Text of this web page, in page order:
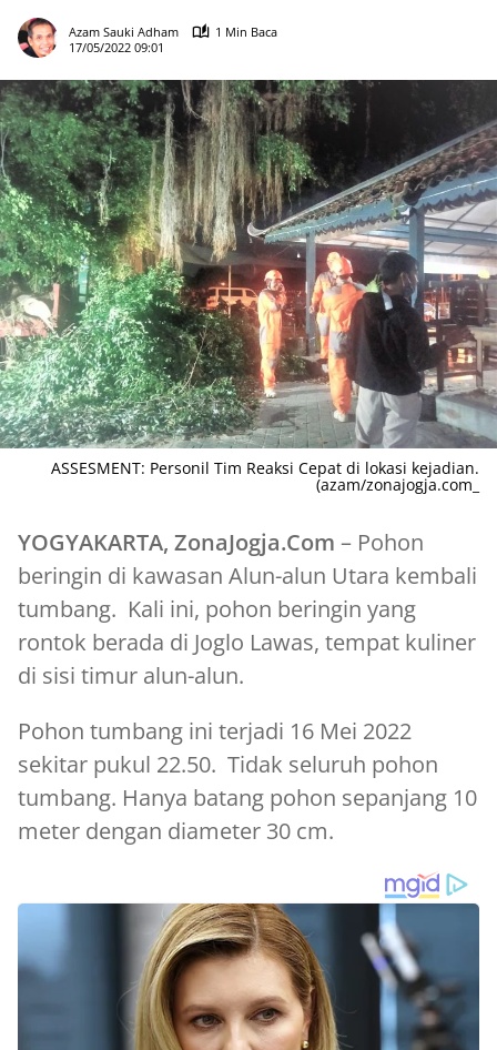
Azam Sauki Adham
1 Min Baca
17/05/2022 09:01
ASSESMENT: Personil Tim Reaksi Cepat di lokasi kejadian.
(azam/zonajogja.com_
YOGYAKARTA, ZonaJogja.Com – Pohon
beringin di kawasan Alun-alun Utara kembali
tumbang. Kali ini, pohon beringin yang
rontok berada di Joglo Lawas, tempat kuliner
di sisi timur alun-alun.
Pohon tumbang ini terjadi 16 Mei 2022
sekitar pukul 22.50. Tidak seluruh pohon
tumbang. Hanya batang pohon sepanjang 10
meter dengan diameter 30 cm.